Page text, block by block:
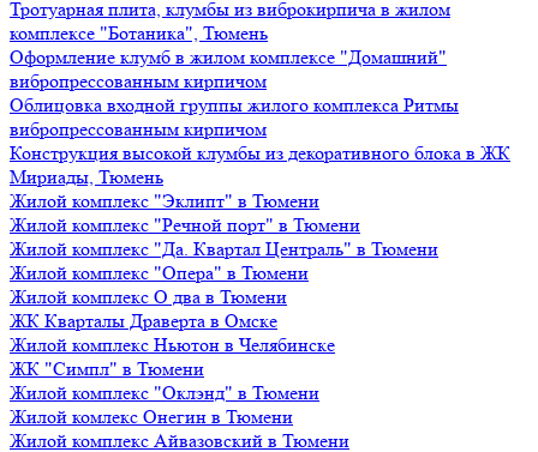
Тротуарная плита, клумбы из виброкирпича в жилом
комплексе "Ботаника", Тюмень
Оформление клумб в жилом комплексе "Домашний"
вибропрессованным кирпичом
Облицовка входной группы жилого комплекса Ритмы
вибропрессованным кирпичом
Конструкция высокой клумбы из декоративного блока в ЖК
Мириады, Тюмень
Жилой комплекс "Эклипт" в Тюмени
Жилой комплекс "Речной порт" в Тюмени
Жилой комплекс "Да. Квартал Централь" в Тюмени
Жилой комплекс "Опера" в Тюмени
Жилой комплекс О два в Тюмени
ЖК Кварталы Драверта в Омске
Жилой комплекс Ньютон в Челябинске
ЖК "Симпл" в Тюмени
Жилой комплекс "Оклэнд" в Тюмени
Жилой комлекс Онегин в Тюмени
Жилой комплекс Айвазовский в Тюмени